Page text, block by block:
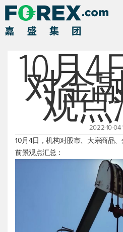
10月4
对金
观点
2022-10-04
10月4日，机构对股市、大宗商品
前景观点汇总：